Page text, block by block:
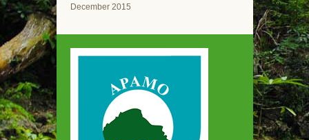
December 2015